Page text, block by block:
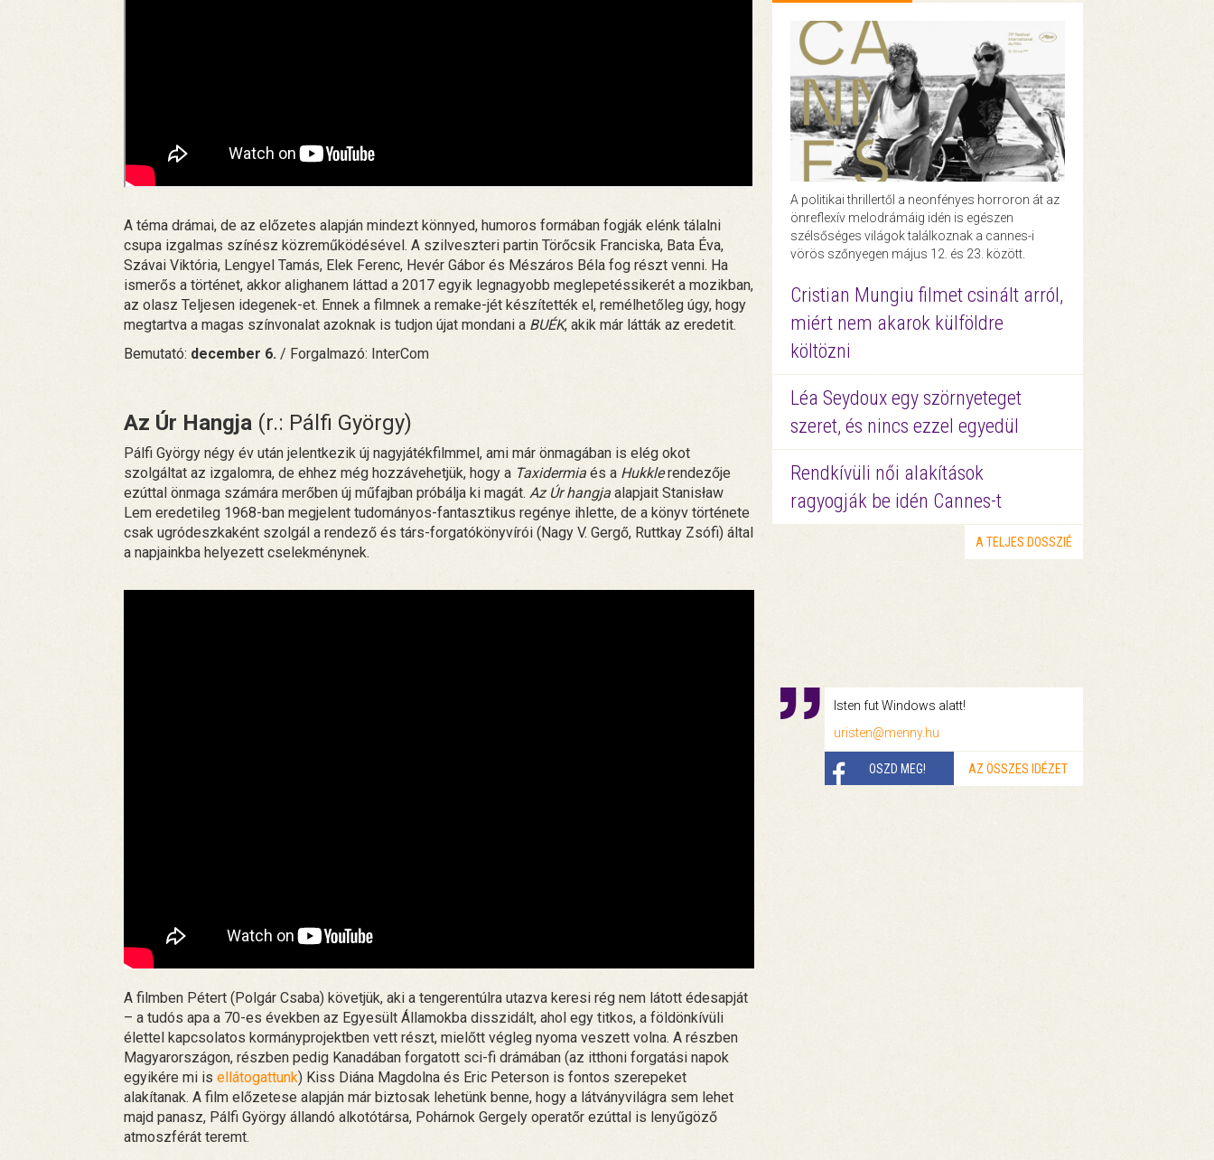
A téma drámai, de az előzetes alapján mindezt könnyed, humoros formában fogják elénk tálalni
csupa izgalmas színész közreműködésével. A szilveszteri partin Törőcsik Franciska, Bata Éva,
Szávai Viktória, Lengyel Tamás, Elek Ferenc, Hevér Gábor és Mészáros Béla fog részt venni. Ha
ismerős a történet, akkor alighanem láttad a 2017 egyik legnagyobb meglepetéssikerét a mozikban,
az olasz Teljesen idegenek-et. Ennek a filmnek a remake-jét készítették el, remélhetőleg úgy, hogy
megtartva a magas színvonalat azoknak is tudjon újat mondani a BUÉK, akik már látták az eredetit.
Bemutató: december 6. / Forgalmazó: InterCom
Az Úr Hangja (r.: Pálfi György)
Pálfi György négy év után jelentkezik új nagyjátékfilmmel, ami már önmagában is elég okot
szolgáltat az izgalomra, de ehhez még hozzávehetjük, hogy a Taxidermia és a Hukklerendezője
ezúttal önmaga számára merőben új műfajban próbálja ki magát. Az Úr hangja alapjait Stanisław
Lem eredetileg 1968-ban megjelent tudományos-fantasztikus regénye ihlette, de a könyv története
csak ugródeszkaként szolgál a rendező és társ-forgatókönyvírói (Nagy V. Gergő, Ruttkay Zsófi) által
a napjainkba helyezett cselekménynek.
A filmben Pétert (Polgár Csaba) követjük, aki a tengerentúlra utazva keresi rég nem látott édesapját
– a tudós apa a 70-es években az Egyesült Államokba disszidált, ahol egy titkos, a földönkívüli
élettel kapcsolatos kormányprojektben vett részt, mielőtt végleg nyoma veszett volna. A részben
Magyarországon, részben pedig Kanadában forgatott sci-fi drámában (az itthoni forgatási napok
egyikére mi is ellátogattunk) Kiss Diána Magdolna és Eric Peterson is fontos szerepeket
alakítanak. A film előzetese alapján már biztosak lehetünk benne, hogy a látványvilágra sem lehet
majd panasz, Pálfi György állandó alkotótársa, Pohárnok Gergely operatőr ezúttal is lenyűgöző
atmoszférát teremt.
A politikai thrillertől a neonfényes horroron át az
önreflexív melodrámáig idén is egészen
szélsőséges világok találkoznak a cannes-i
vörös szőnyegen május 12. és 23. között.
Cristian Mungiu filmet csinált arról,
miért nem akarok külföldre
költözni
Léa Seydoux egy szörnyeteget
szeret, és nincs ezzel egyedül
Rendkívüli női alakítások
ragyogják be idén Cannes-t
A TELJES DOSSZIÉ
Isten fut Windows alatt!
uristen@menny.hu
OSZD MEG! AZ ÖSSZES IDÉZET